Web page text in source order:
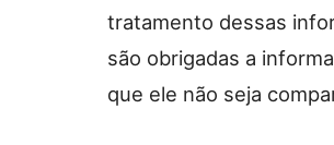
tratamento dessas
são obrigadas a
que ele não seja